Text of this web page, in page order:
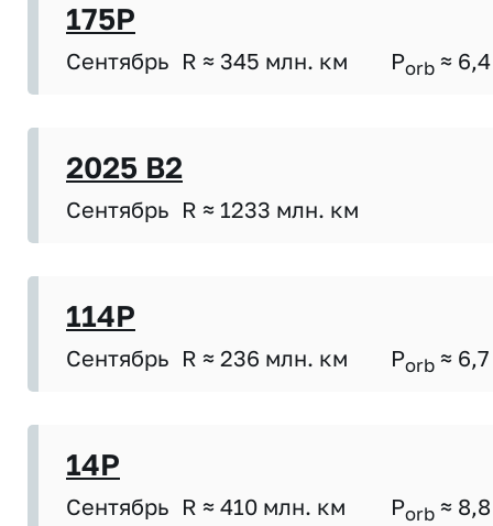
175P
Сентябрь R ≈ 345 млн. км Porb ≈ 6,4
2025 B2
Сентябрь R ≈ 1233 млн. км
114P
Сентябрь R ≈ 236 млн. км Porb ≈ 6,7
14P
Сентябрь R ≈ 410 млн. км Porb ≈ 8,8